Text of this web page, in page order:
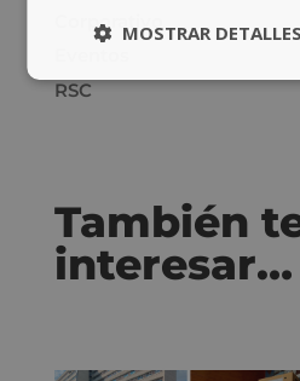
Corporativo
RSC
También
interesar…
MOSTRAR DETALLES